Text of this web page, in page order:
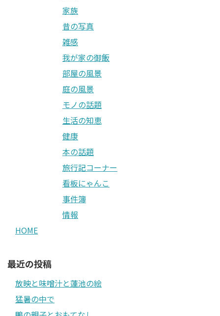
家族
昔の写真
雑感
我が家の御飯
部屋の風景
庭の風景
モノの話題
生活の知恵
健康
本の話題
旅行記コーナー
看板にゃんこ
事件簿
情報
HOME
最近の投稿
放映と味噌汁と蓮池の絵
猛暑の中で